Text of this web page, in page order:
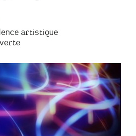
artistique